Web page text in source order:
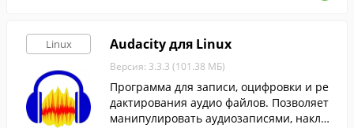
Linux Audacity для Linux
Версия: 3.3.3 (101.38 МБ)
Программа для записи, оцифровки и ре
дактирования аудио файлов. Позволяет
манипулировать аудиозаписями, наклад